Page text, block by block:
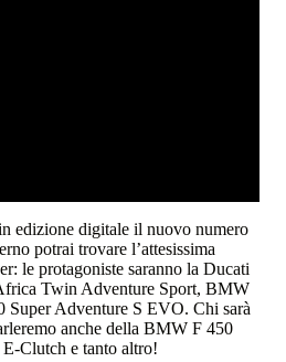
edizione digitale il nuovo numero
potrai trovare l’attesissima
le protagoniste saranno la Ducati
Twin Adventure Sport, BMW
Adventure S EVO. Chi sarà
anche della BMW F 450
Clutch e tanto altro!